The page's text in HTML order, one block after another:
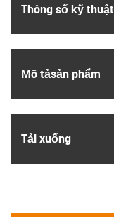
Thông số kỹ thuật
Mô tả­sản phẩm
Tải xuống